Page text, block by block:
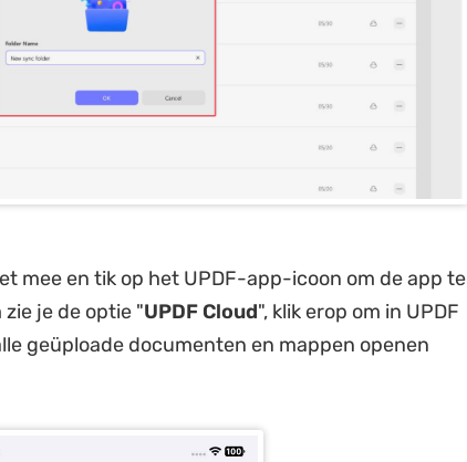
mee en tik op het UPDF-app-icoon om de app te
je de optie "UPDF Cloud", klik erop om in UPDF
geüploade documenten en mappen openen